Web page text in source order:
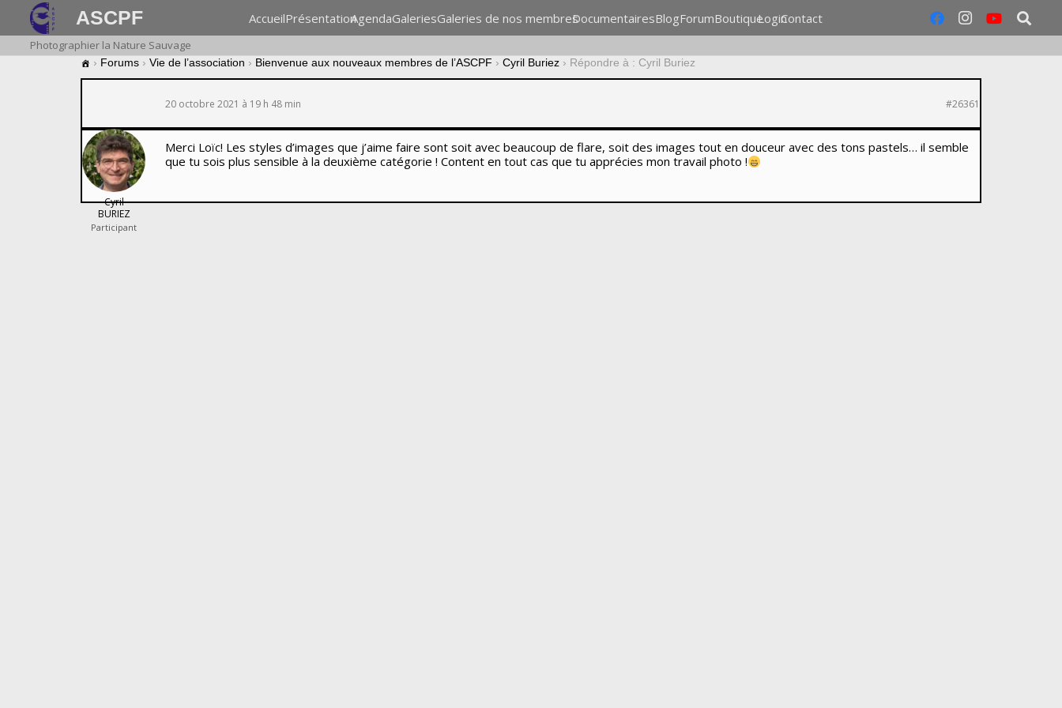
ASCPF AccueilPrésentationAgendaGaleriesGaleries de nos membresDocumentairesBlogForumBoutiqueLoginContact
Photographier la Nature Sauvage
› Forums › Vie de l’association › Bienvenue aux nouveaux membres de l’ASCPF › Cyril Buriez › Répondre à : Cyril Buriez
20 octobre 2021 à 19 h 48 min #26361
Cyril
BURIEZ
Participant
Merci Loïc! Les styles d’images que j’aime faire sont soit avec beaucoup de flare, soit des images tout en douceur avec des tons pastels… il semble
que tu sois plus sensible à la deuxième catégorie ! Content en tout cas que tu apprécies mon travail photo !